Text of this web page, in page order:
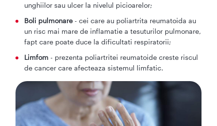
unghiilor sau ulcer la nivelul picioarelor;
Boli pulmonare - cei care au poliartrita reumatoida au
un risc mai mare de inflamatie a tesuturilor pulmonare,
fapt care poate duce la dificultati respiratorii;
Limfom - prezenta poliartritei reumatoide creste riscul
de cancer care afecteaza sistemul limfatic.